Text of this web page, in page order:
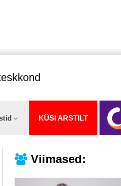
KÜSI ARSTILT
Viimased: